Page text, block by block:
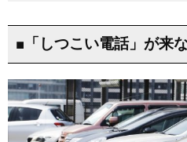
■「しつこい電話」が来